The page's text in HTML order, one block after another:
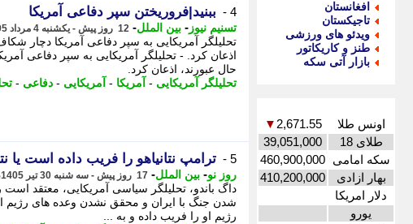
افغانستان
تاجیکستان
ویدئو های ورزشی
طنز و کاریکاتور
بازار آتی سکه
اونس طلا 2,671.55
▼
طلای 18
39,051,000
سکه امامی 460,900,000
بهار ازادی
410,200,000
دلار امریکا
یورو
4 - ببنید|فروریختن سپر دفاعی آمریکا
تسنیم نیوز - بین الملل- 12 روز پیش - یکشنبه 4 مرداد 1405، 11:00
تحلیلگر آمریکایی به سپر دفاعی آمریکا دچار
اذعان کرد. - تحلیلگر آمریکایی به سپر دفاعی
حال عبورند، اذعان کرد.
تحلیلگر آمریکایی - آمریکا - آمریکایی - دفاعی -
5 - ترامپ نتانیاهو را فریب داده است یا
روز نو- بین الملل- 17 روز پیش - سه شنبه 30 تیر 1405، 15:42
داگ باندو، تحلیلگر سیاسی آمریکایی، معتقد
شدن جنگ با ایران و محقق نشدن وعده های
رژیم او را فریب داده و به ...